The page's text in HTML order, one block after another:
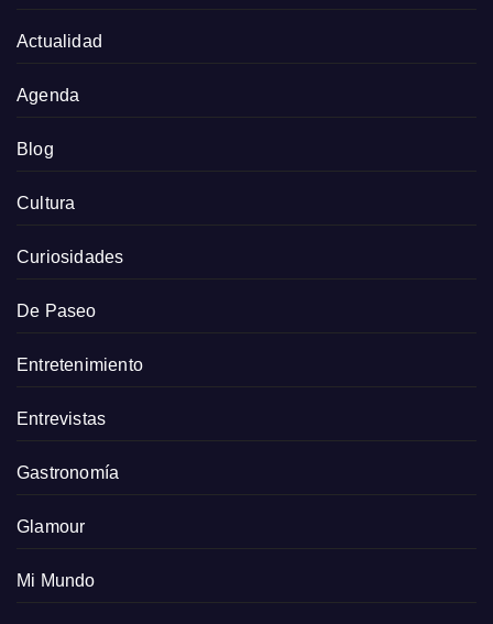
Actualidad
Agenda
Blog
Cultura
Curiosidades
De Paseo
Entretenimiento
Entrevistas
Gastronomía
Glamour
Mi Mundo